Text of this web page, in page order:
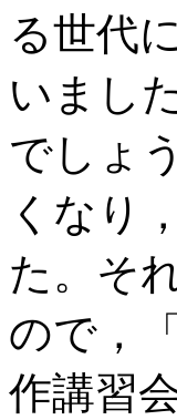
る世代
いまし
でしょ
くなり
た。そ
ので，
作講習